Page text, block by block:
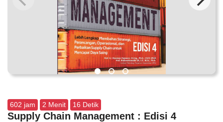
602 jam 2 Menit 16 Detik
Supply Chain Management : Edisi 4